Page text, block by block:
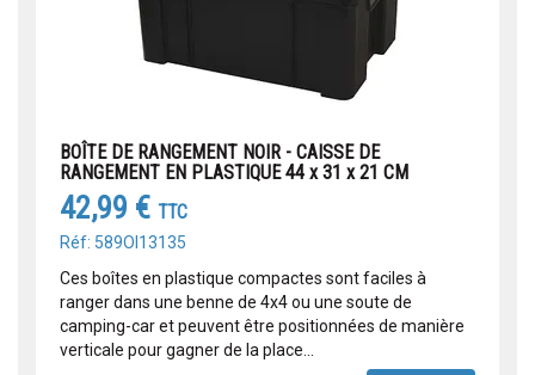
BOÎTE DE RANGEMENT NOIR - CAISSE DE
RANGEMENT EN PLASTIQUE 44 x 31 x 21 CM
42,99 € TTC
Réf: 589OI13135
Ces boîtes en plastique compactes sont faciles à
ranger dans une benne de 4x4 ou une soute de
camping-car et peuvent être positionnées de manière
verticale pour gagner de la place...